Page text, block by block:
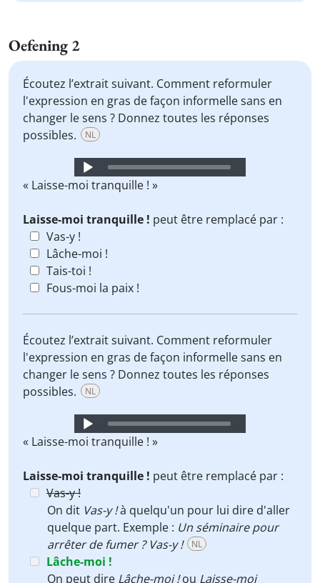
Oefening 2
Écoutez l’extrait suivant. Comment reformuler
l'expression en gras de façon informelle sans en
changer le sens ? Donnez toutes les réponses
possibles.
NL
Audio
Player
« Laisse-moi tranquille ! »
Laisse-moi tranquille ! peut être remplacé par :
Vas-y !
Lâche-moi !
Tais-toi !
Fous-moi la paix !
Écoutez l’extrait suivant. Comment reformuler
l'expression en gras de façon informelle sans en
changer le sens ? Donnez toutes les réponses
possibles.
NL
Audio
Player
« Laisse-moi tranquille ! »
Laisse-moi tranquille ! peut être remplacé par :
Vas-y !
On dit Vas-y !à quelqu'un pour lui dire d'aller
quelque part. Exemple : Un séminaire pour
arrêter de fumer ? Vas-y !
NL
Lâche-moi !
On peut dire Lâche-moi !ou Laisse-moi